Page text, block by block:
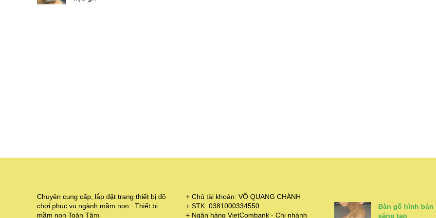
Chuyên cung cấp, lắp đặt trang thiết bị đồ
chơi phục vụ ngành mầm non : Thiết bị
mầm non Toàn Tâm
+ Chủ tài khoản: VÕ QUANG CHÁNH
+ STK: 0381000334550
+ Ngân hàng VietCombank - Chi nhánh
Bàn gỗ hình bán
sáng tạo